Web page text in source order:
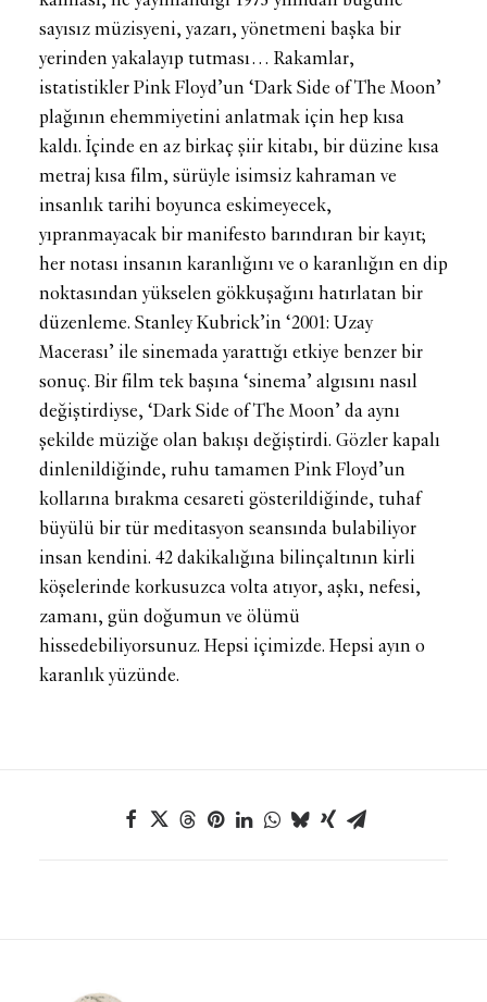
sayısız müzisyeni, yazarı, yönetmeni başka bir
yerinden yakalayıp tutması… Rakamlar,
istatistikler Pink Floyd’un ‘Dark Side of The Moon’
plağının ehemmiyetini anlatmak için hep kısa
kaldı. İçinde en az birkaç şiir kitabı, bir düzine kısa
metraj kısa film, sürüyle isimsiz kahraman ve
insanlık tarihi boyunca eskimeyecek,
yıpranmayacak bir manifesto barındıran bir kayıt;
her notası insanın karanlığını ve o karanlığın en dip
noktasından yükselen gökkuşağını hatırlatan bir
düzenleme. Stanley Kubrick’in ‘2001: Uzay
Macerası’ ile sinemada yarattığı etkiye benzer bir
sonuç. Bir film tek başına ‘sinema’ algısını nasıl
değiştirdiyse, ‘Dark Side of The Moon’ da aynı
şekilde müziğe olan bakışı değiştirdi. Gözler kapalı
dinlenildiğinde, ruhu tamamen Pink Floyd’un
kollarına bırakma cesareti gösterildiğinde, tuhaf
büyülü bir tür meditasyon seansında bulabiliyor
insan kendini. 42 dakikalığına bilinçaltının kirli
köşelerinde korkusuzca volta atıyor, aşkı, nefesi,
zamanı, gün doğumun ve ölümü
hissedebiliyorsunuz. Hepsi içimizde. Hepsi ayın o
karanlık yüzünde.